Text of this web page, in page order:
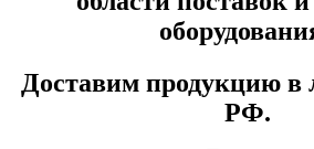
Доставим продукцию в
РФ.